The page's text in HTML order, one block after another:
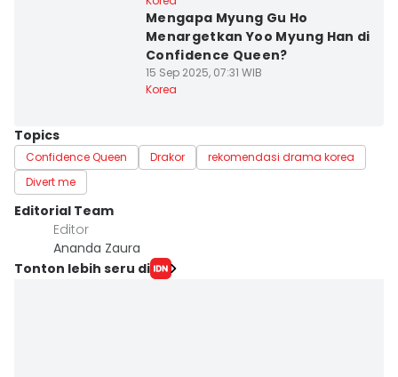
Mengapa Myung Gu Ho
Menargetkan Yoo Myung Han di
Confidence Queen?
15 Sep 2025, 07:31 WIB
Korea
Topics
Confidence Queen Drakor
rekomendasi drama korea
Divert me
Editorial Team
Editor
Ananda Zaura
Tonton lebih seru di